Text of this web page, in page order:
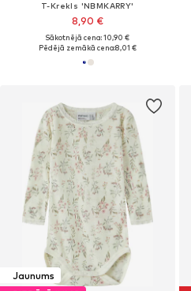
T-Krekls 'NBMKARRY'
8,90 €
Sākotnējā cena: 10,90 €
Pēdējā zemākā cena:8,01 €
Jaunums